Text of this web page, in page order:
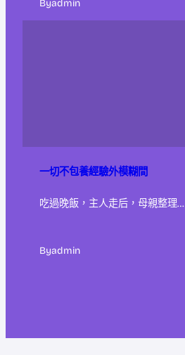
Byadmin
一切不包養經驗外模糊間
吃過晚飯，主人走后，母親整理…
Byadmin